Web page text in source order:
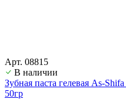
Арт. 08815
В наличии
Зубная паста гелевая As-
50гр